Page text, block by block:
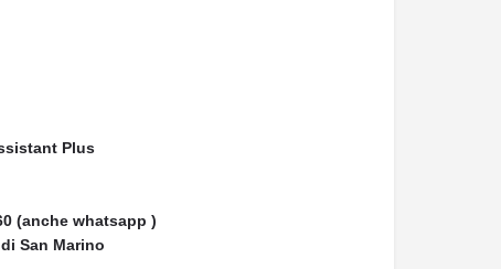
Plus
(anche whatsapp )
San Marino